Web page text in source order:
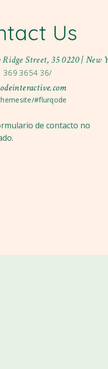
Us
Street, 35 0220 | New
369 3654 36/
#flurqode
de contacto no